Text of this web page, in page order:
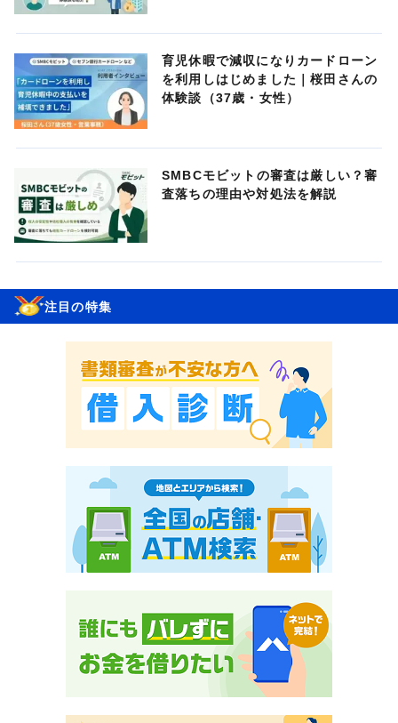
育児休暇で減収になりカードローン
を利用しはじめました｜桜田さんの
体験談（37歳・女性）
SMBCモビットの審査は厳しい？審
査落ちの理由や対処法を解説
注目の特集